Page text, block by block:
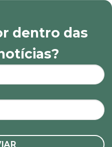
dentro das